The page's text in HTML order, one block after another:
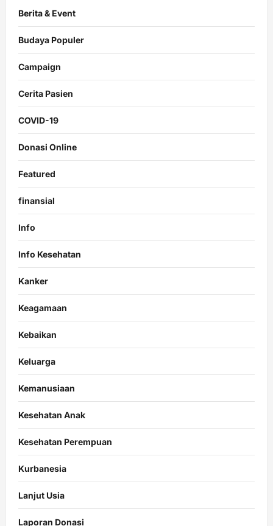
Berita & Event
Budaya Populer
Campaign
Cerita Pasien
COVID-19
Donasi Online
Featured
finansial
Info
Info Kesehatan
Kanker
Keagamaan
Kebaikan
Keluarga
Kemanusiaan
Kesehatan Anak
Kesehatan Perempuan
Kurbanesia
Lanjut Usia
Laporan Donasi